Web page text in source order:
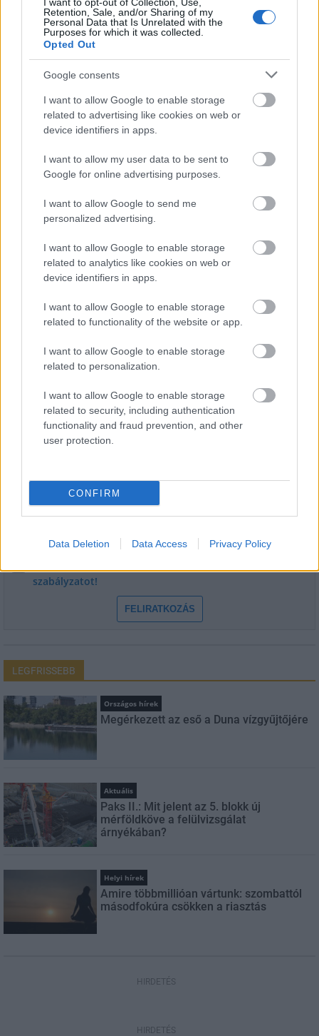
Retention, Sale, and/or Sharing of my
Personal Data that Is Unrelated with the
Purposes for which it was collected.
Opted Out
Google consents
I want to allow Google to enable storage
related to advertising like cookies on web or
device identifiers in apps.
I want to allow my user data to be sent to
Google for online advertising purposes.
I want to allow Google to send me
personalized advertising.
I want to allow Google to enable storage
related to analytics like cookies on web or
device identifiers in apps.
I want to allow Google to enable storage
related to functionality of the website or app.
I want to allow Google to enable storage
related to personalization.
I want to allow Google to enable storage
related to security, including authentication
functionality and fraud prevention, and other
user protection.
CONFIRM
Data Deletion Data Access Privacy Policy
Fehérvárhoz
Miért kulcsfontosságú a korszerű légtechnika az
egészségügyi intézményekben?
HÍRLEVÉL
E-mail cím
szabályzatot!
FELIRATKOZÁS
LEGFRISSEBB
Országos hírek
Megérkezett az eső a Duna vízgyűjtőjére
Aktuális
Paks II.: Mit jelent az 5. blokk új
mérföldköve a felülvizsgálat
árnyékában?
Helyi hírek
Amire többmillióan vártunk: szombattól
másodfokúra csökken a riasztás
HIRDETÉS
HIRDETÉS